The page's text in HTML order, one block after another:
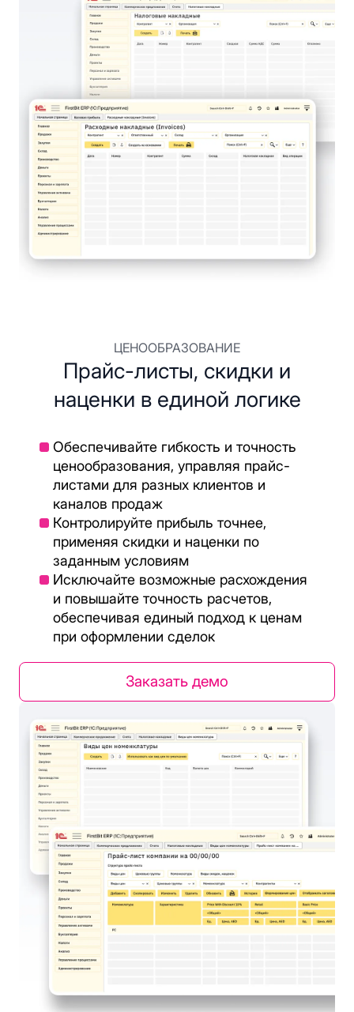
ЦЕНООБРАЗОВАНИЕ
Прайс-листы, скидки и
наценки в единой логике
Обеспечивайте гибкость и точность
ценообразования, управляя прайс-
листами для разных клиентов и
каналов продаж
Контролируйте прибыль точнее,
применяя скидки и наценки по
заданным условиям
Исключайте возможные расхождения
и повышайте точность расчетов,
обеспечивая единый подход к ценам
при оформлении сделок
Заказать демо